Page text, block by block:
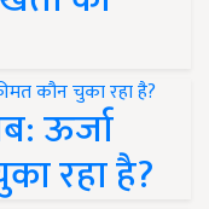
ऊर्जा
रहा है?